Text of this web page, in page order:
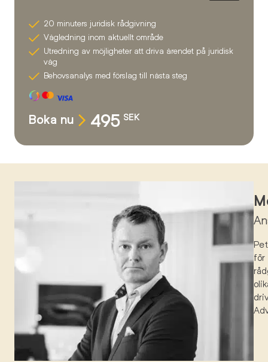
20 minuters juridisk rådgivning
Vägledning inom aktuellt område
Utredning av möjligheter att driva ärendet på juridisk
väg
Behovsanalys med förslag till nästa steg
Boka nu 495 SEK
för